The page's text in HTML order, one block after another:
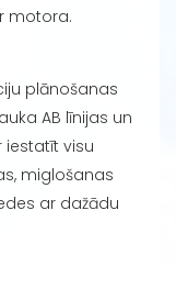
motora.
plānošanas
AB līnijas un
iestatīt visu
miglošanas
ar dažādu